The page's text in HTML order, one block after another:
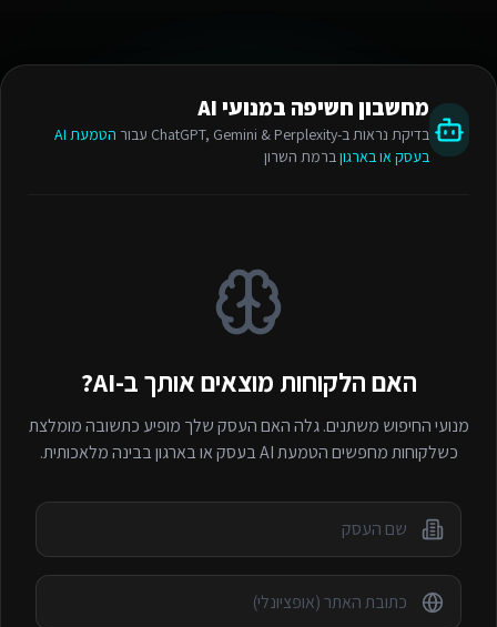
מחשבון חשיפה במנועי AI
בדיקת נראות ב-ChatGPT, Gemini & Perplexity עבור
הטמעת AI
בעסק או בארגוןברמת השרון
האם הלקוחות מוצאים אותך ב-AI?
מנועי החיפוש משתנים. גלה האם העסק שלך מופיע כתשובה מומלצת
כשלקוחות מחפשיםהטמעת AI בעסק או בארגון בבינה מלאכותית.